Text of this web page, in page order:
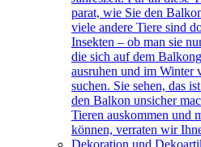
parat, wie Sie den
viele andere Tiere sind
Insekten – ob man sie
die sich auf dem
ausruhen und im Winter
suchen. Sie sehen, das
den Balkon unsicher
Tieren auskommen und
können, verraten wir
Dekoration und